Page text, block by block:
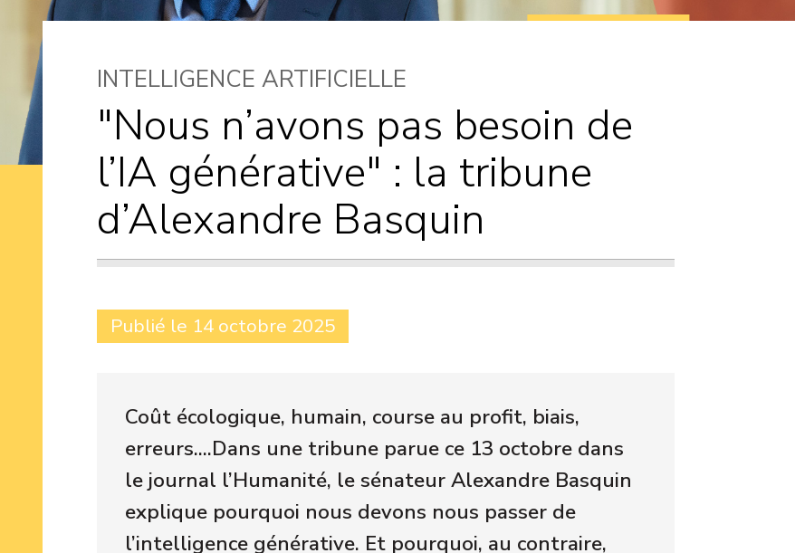
INTELLIGENCE ARTIFICIELLE
"Nous n’avons pas besoin de
l’IA générative" : la tribune
d’Alexandre Basquin
Publié le 14 octobre 2025
Coût écologique, humain, course au profit, biais,
erreurs....Dans une tribune parue ce 13 octobre dans
le journal l’Humanité, le sénateur Alexandre Basquin
explique pourquoi nous devons nous passer de
l’intelligence générative. Et pourquoi, au contraire,